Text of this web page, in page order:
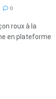
0
roux à la
en plateforme